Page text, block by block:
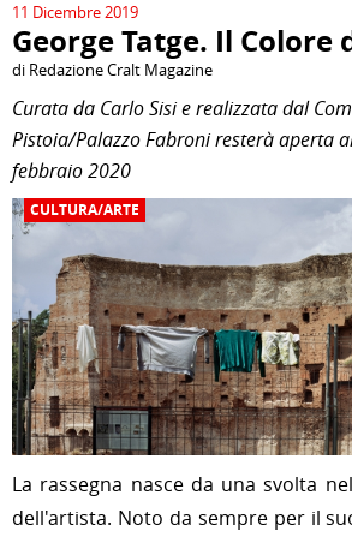
11 Dicembre 2019
George Tatge. Il Colore
di Redazione Cralt Magazine
Curata da Carlo Sisi e realizzata dal
Pistoia/Palazzo Fabroni resterà aperta
febbraio 2020
CULTURA/ARTE
La rassegna nasce da una svolta nel
dell'artista. Noto da sempre per il